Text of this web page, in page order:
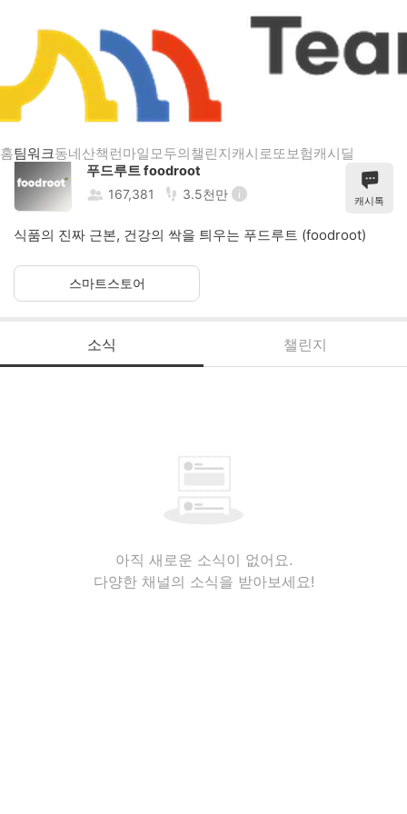
홈팀워크동네산책 런마일모두의챌린지캐시로또보험캐시딜
푸드루트 foodroot
푸드루트 foodroot
167,381 3.5천만 캐시톡
식품의 진짜 근본, 건강의 싹을 틔우는 푸드루트 (foodroot)
스마트스토어
소식 챌린지
아직 새로운 소식이 없어요.
다양한 채널의 소식을 받아보세요!